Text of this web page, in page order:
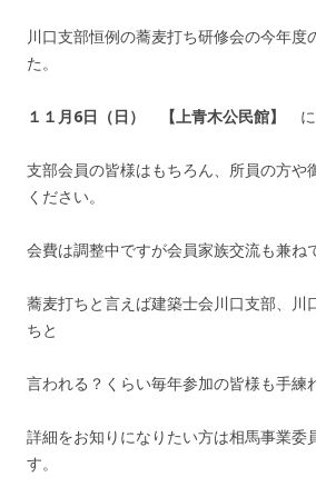
川口支部恒例の蕎麦打ち研修会の今年度
た。
１１月6日（日） 【上青木公民館】
支部会員の皆様はもちろん、所員の方や
ください。
会費は調整中ですが会員家族交流も兼ね
蕎麦打ちと言えば建築士会川口支部、川
ちと
言われる？くらい毎年参加の皆様も手練
詳細をお知りになりたい方は相馬事業委
す。